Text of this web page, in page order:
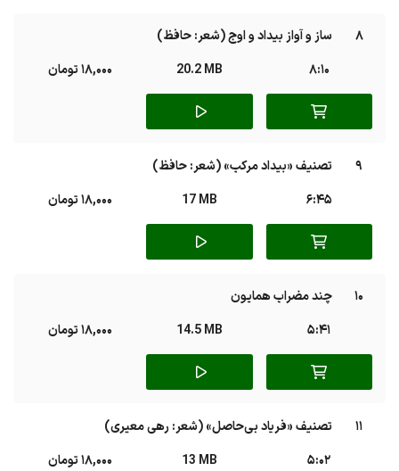
8
ساز و آواز بیداد و اوج (شعر: حافظ)
8:10
20.2 MB 18,000 تومان
9
تصنیف «بیداد مرکب» (شعر: حافظ)
6:45
17 MB 18,000 تومان
10
چند مضراب همایون
5:41
14.5 MB 18,000 تومان
11
تصنیف «فریاد بی‌حاصل» (شعر: رهی معیری)
5:02
13 MB 18,000 تومان